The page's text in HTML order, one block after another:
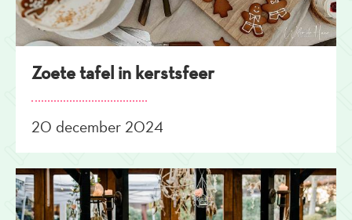
Zoete tafel in kerstsfeer
20 december 2024